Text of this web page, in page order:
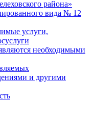
района»
вида № 12
услуги,
необходимыми
и другими